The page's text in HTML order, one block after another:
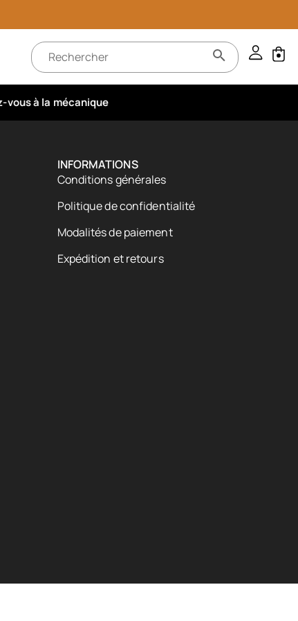
vous à la mécanique
INFORMATIONS
Conditions générales
Politique de confidentialité
Modalités de paiement
Expédition et retours